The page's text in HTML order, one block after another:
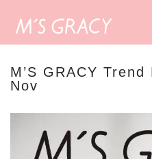
M’S GRACY
Nov